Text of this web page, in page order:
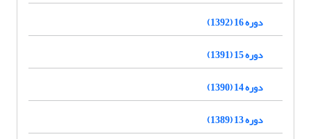
دوره 16 (1392)
دوره 15 (1391)
دوره 14 (1390)
دوره 13 (1389)